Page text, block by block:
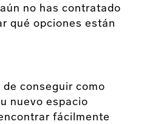
no has contratado
qué opciones están
conseguir como
nuevo espacio
fácilmente